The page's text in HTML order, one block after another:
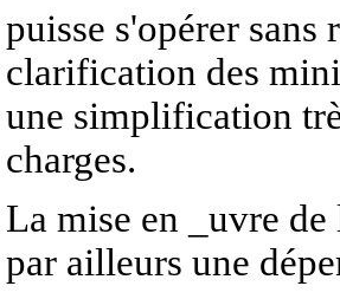
puisse s'opérer
clarification des
une simplification
charges.
La mise en _uvre de
par ailleurs une